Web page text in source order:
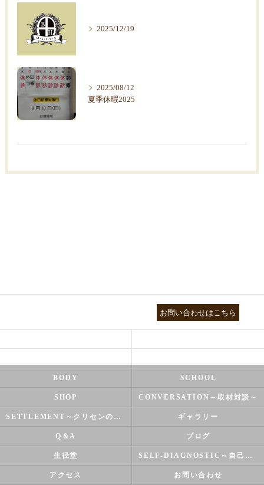
2025/12/19
2025/08/12
夏季休暇2025
お問い合わせはこちら
BODY SCHOOL
SHOP CONVERSATION～取材対談～
SETTLEMENT～クリセンのズバリ解決シリーズ～ ギャラリー
Q＆A ブログ
生径堂 SELF-DIAGNOSTIC～自己診断～
アクセス お問い合わせ